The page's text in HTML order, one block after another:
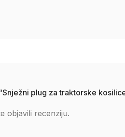
plug za traktorske
objavili recenziju.